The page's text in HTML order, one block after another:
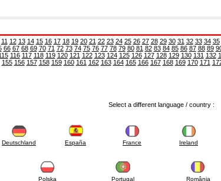
11 12 13 14 15 16 17 18 19 20 21 22 23 24 25 26 27 28 29 30 31 32 33 34 35
66 67 68 69 70 71 72 73 74 75 76 77 78 79 80 81 82 83 84 85 86 87 88 89
116 117 118 119 120 121 122 123 124 125 126 127 128 129 130 131 132
155 156 157 158 159 160 161 162 163 164 165 166 167 168 169 170 171
Select a different language / country :
Deutschland España France Ireland
Polska Portugal România